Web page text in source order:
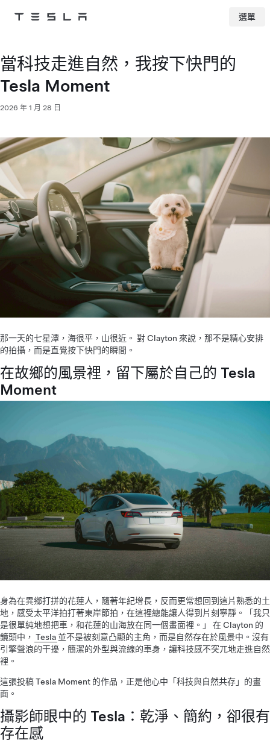
Tesla 選單
當科技走進自然，我按下快門的
Tesla Moment
2026 年 1 月 28 日
那一天的七星潭，海很平，山很近。 對 Clayton 來說，那不是精心安排
的拍攝，而是直覺按下快門的瞬間。
在故鄉的風景裡，留下屬於自己的 Tesla
Moment
身為在異鄉打拼的花蓮人，隨著年紀增長，反而更常想回到這片熟悉的土
地，感受太平洋拍打著東岸節拍，在這裡總能讓人得到片刻寧靜。「我只
是很單純地想把車，和花蓮的山海放在同一個畫面裡。」 在 Clayton 的
鏡頭中， Tesla 並不是被刻意凸顯的主角，而是自然存在於風景中。沒有
引擎聲浪的干擾，簡潔的外型與流線的車身，讓科技感不突兀地走進自然
裡。
這張投稿 Tesla Moment 的作品，正是他心中「科技與自然共存」的畫
面。
攝影師眼中的 Tesla：乾淨、簡約，卻很有
存在感